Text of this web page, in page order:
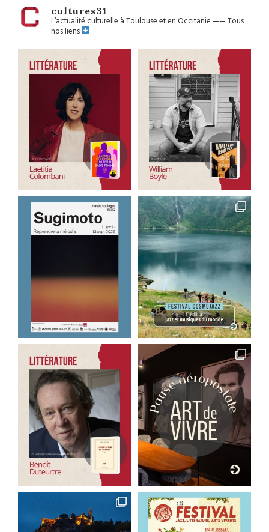
cultures31
L’actualité culturelle à Toulouse et en Occitanie——Tous
nos liens